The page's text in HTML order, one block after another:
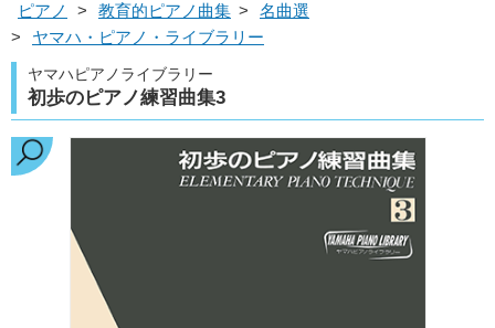
ピアノ
> 教育的ピアノ曲集 >
名曲選
>
ヤマハ・ピアノ・ライブラリー
ヤマハピアノライブラリー
初歩のピアノ練習曲集3